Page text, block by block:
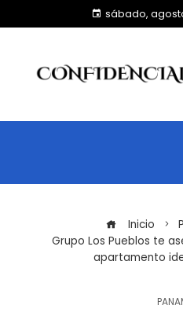
sábado,
Inicio
Grupo Los Pueblos te
apartamento